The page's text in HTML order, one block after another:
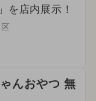
を店内展示！
んおやつ 無